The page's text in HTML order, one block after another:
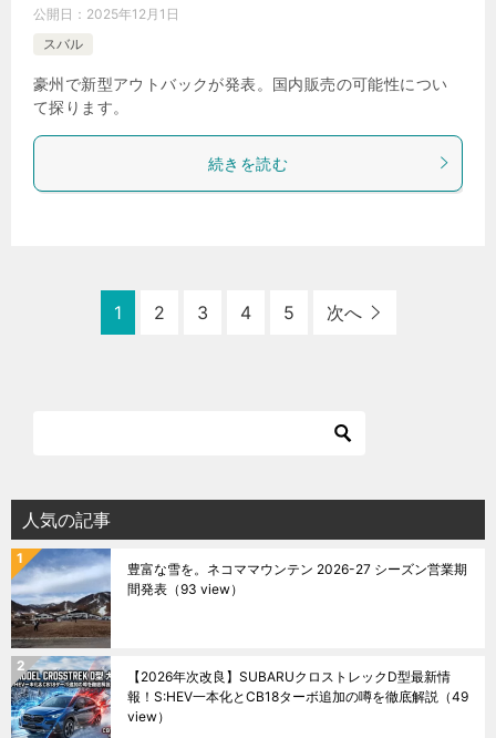
公開日： 2025年12月1日
スバル
豪州で新型アウトバックが発表。国内販売の可能性につい
て探ります。
続きを読む
1 2 3 4 5 次へ
人気の記事
豊富な雪を。ネコママウンテン 2026-27 シーズン営業期
間発表 （93 view）
【2026年次改良】SUBARUクロストレックD型最新情
報！S:HEV一本化とCB18ターボ追加の噂を徹底解説 （49
view）